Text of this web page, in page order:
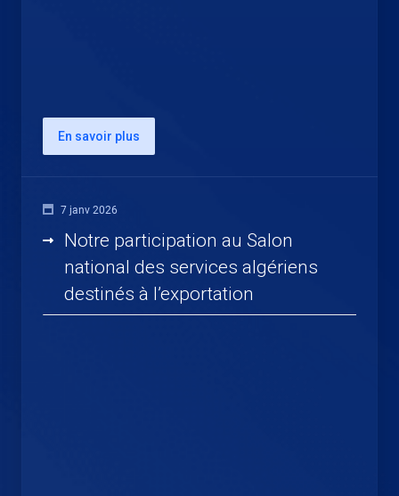
En savoir plus
7 janv 2026
Notre participation au Salon
national des services algériens
destinés à l’exportation